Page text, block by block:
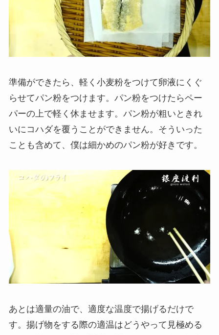
準備ができたら、軽く小麦粉をつけて卵液にくぐ
らせてパン粉をつけます。パン粉をつけたらペー
パーの上で軽く休ませます。パン粉が粗いときれ
いにコハダを覆うことができません。そういった
ことも含めて、僕は細かめのパン粉が好きです。
あとは適量の油で、適度な温度で揚げるだけで
す。揚げ物をする際の適温はどうやって見極める